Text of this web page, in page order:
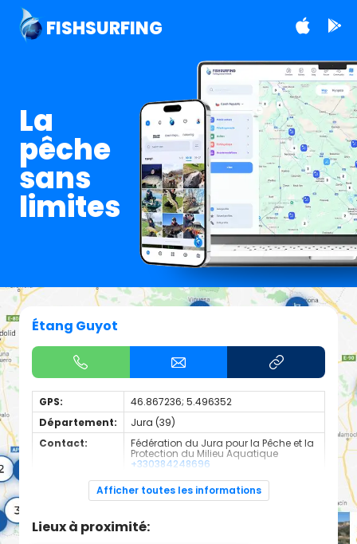
FISHSURFING
La
pêche
sans
limites
Étang Guyot
GPS:
46.867236; 5.496352
Département:
Jura (39)
Contact:
Fédération du Jura pour la Pêche et la
Protection du Milieu Aquatique
+330384248696
Espèces de
Carnassier, carpe, poisson blanc
catégorie piscicole à cet emplacement..
Afficher toutes les informations
Lieux à proximité: